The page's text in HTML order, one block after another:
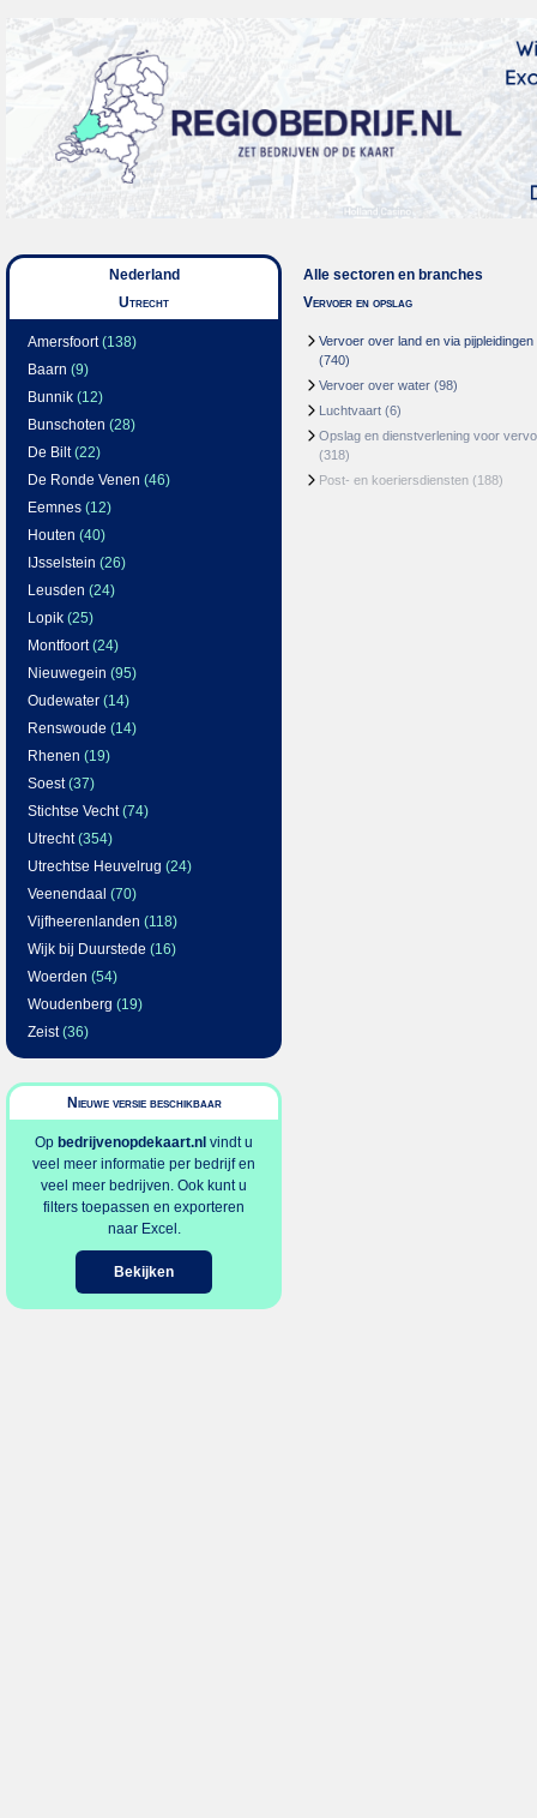
Nederland
Utrecht
Amersfoort(138)
Baarn (9)
Bunnik (12)
Bunschoten (28)
De Bilt(22)
De Ronde Venen (46)
Eemnes (12)
Houten (40)
IJsselstein (26)
Leusden (24)
Lopik (25)
Montfoort(24)
Nieuwegein (95)
Oudewater (14)
Renswoude (14)
Rhenen (19)
Soest(37)
Stichtse Vecht(74)
Utrecht(354)
Utrechtse Heuvelrug (24)
Veenendaal (70)
Vijfheerenlanden (118)
Wijk bij Duurstede (16)
Woerden (54)
Woudenberg (19)
Zeist(36)
Nieuwe versie beschikbaar
Op bedrijvenopdekaart.nl vindt u
veel meer informatie per bedrijf en
veel meer bedrijven. Ook kunt u
filters toepassen en exporteren
naar Excel.
Bekijken
Alle sectoren en branches
Vervoer en opslag
Vervoer over land en via pijpleidingen
(740)
Vervoer over water (98)
Luchtvaart (6)
Opslag en dienstverlening voor
(318)
Post- en koeriersdiensten (188)